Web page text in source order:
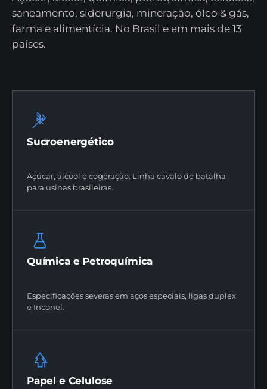
saneamento, siderurgia, mineração, óleo & gás,
farma e alimentícia. No Brasil e em mais de 13
países.
Sucroenergético
Açúcar, álcool e cogeração. Linha cavalo de batalha
para usinas brasileiras.
Química e Petroquímica
Especificações severas em aços especiais, ligas duplex
e Inconel.
Papel e Celulose